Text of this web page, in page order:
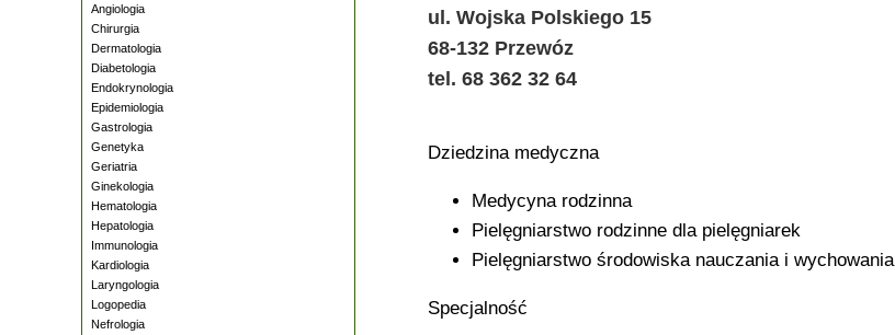
Angiologia
Chirurgia
Dermatologia
Diabetologia
Endokrynologia
Epidemiologia
Gastrologia
Genetyka
Geriatria
Ginekologia
Hematologia
Hepatologia
Immunologia
Kardiologia
Laryngologia
Logopedia
Nefrologia
ul. Wojska Polskiego 15
68-132 Przewóz
tel. 68 362 32 64
Dziedzina medyczna
Medycyna rodzinna
Pielęgniarstwo rodzinne dla pielęgniarek
Pielęgniarstwo środowiska nauczania i wychowania
Specjalność